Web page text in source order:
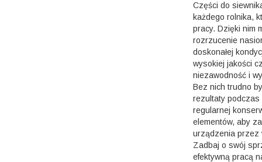
Części do
każdego rolnika,
pracy. Dzięki nim
rozrzucenie
doskonałej
wysokiej jakości
niezawodność i
Bez nich trudno
rezultaty podczas
regularnej
elementów, aby
urządzenia przez
Zadbaj o swój
efektywną pracą